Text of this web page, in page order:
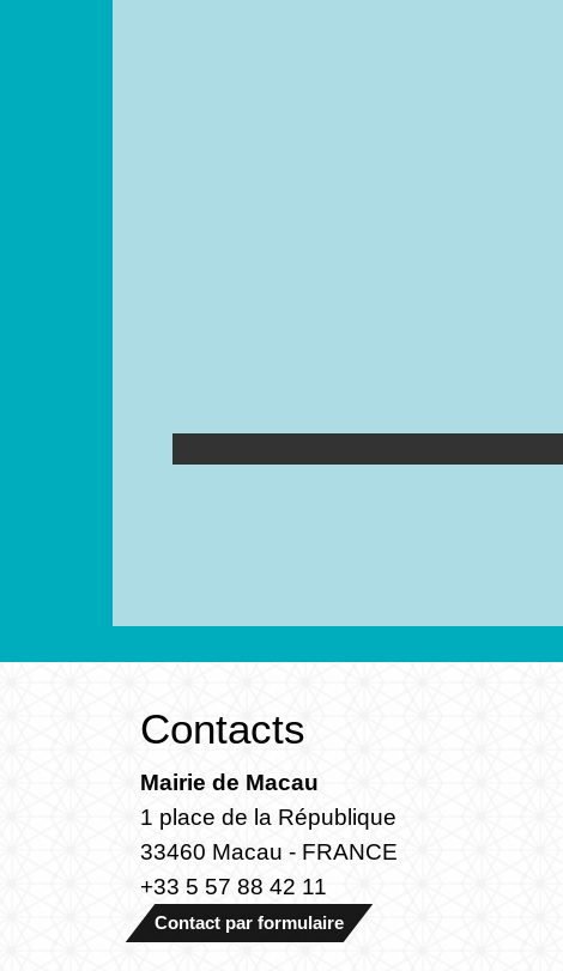
Contacts
Mairie de Macau
1 place de la République
33460 Macau - FRANCE
+33 5 57 88 42 11
Contact par formulaire